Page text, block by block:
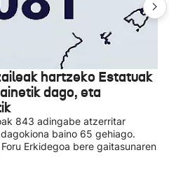
hartzeko Estatuak
dago, eta
843 adingabe atzerritar
baino 65 gehiago.
Erkidegoa bere gaitasunaren